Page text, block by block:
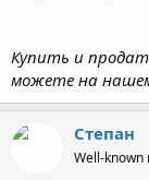
Купить и
можете на
Степaн
Well-known